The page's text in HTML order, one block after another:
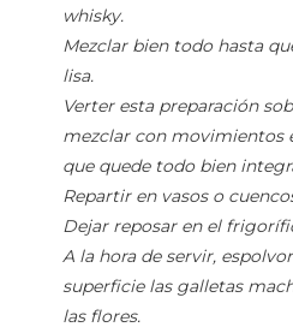
whisky.
Mezclar bien todo hasta
lisa.
Verter esta preparación
mezclar con movimientos
que quede todo bien
Repartir en vasos o
Dejar reposar en el
A la hora de servir,
superficie las galletas
las flores.